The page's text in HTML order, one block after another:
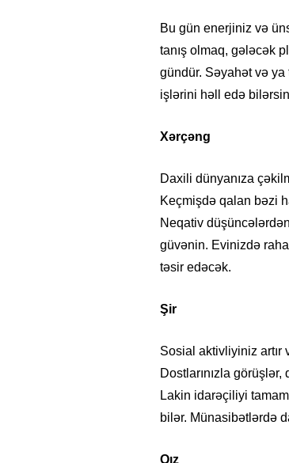
Bu gün enerjiniz və
tanış olmaq, gələcək
gündür. Səyahət və ya
işlərini həll edə
Xərçəng
Daxili dünyanıza
Keçmişdə qalan bəzi
Neqativ
güvənin. Evinizdə
təsir edəcək.
Şir
Sosial aktivliyiniz artır
Dostlarınızla
Lakin idarəçiliyi
bilər. Münasibətlərdə
Qız
15.02.2026